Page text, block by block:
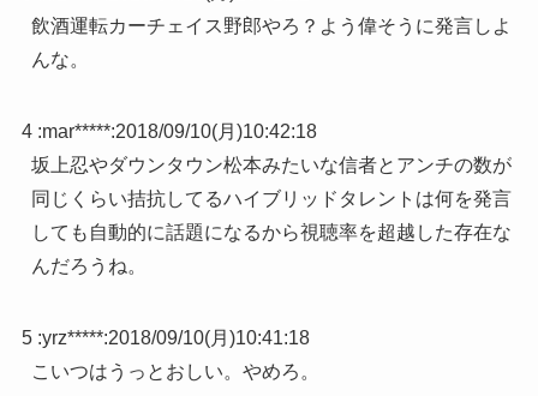
飲酒運転カーチェイス野郎やろ？よう偉そうに発言しよ
んな。
4 :mar*****:2018/09/10(月)10:42:18
坂上忍やダウンタウン松本みたいな信者とアンチの数が
同じくらい拮抗してるハイブリッドタレントは何を発言
しても自動的に話題になるから視聴率を超越した存在な
んだろうね。
5 :yrz*****:2018/09/10(月)10:41:18
こいつはうっとおしい。やめろ。